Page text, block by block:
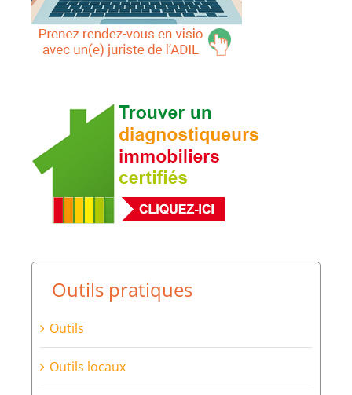
Outils pratiques
Outils
Outils locaux